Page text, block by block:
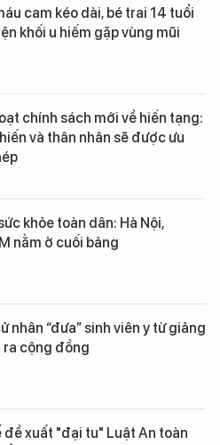
cam kéo dài, bé trai 14 tuổi
khối u hiếm gặp vùng mũi
chính sách mới về hiến tạng:
và thân nhân sẽ được ưu
khỏe toàn dân: Hà Nội,
nằm ở cuối bảng
nhân “đưa” sinh viên y từ giảng
cộng đồng
đề xuất "đại tu" Luật An toàn